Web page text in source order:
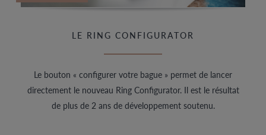
LE RING CONFIGURATOR
Le bouton « configurer votre bague » permet de lancer
directement le nouveau Ring Configurator. Il est le résultat
de plus de 2 ans de développement soutenu.